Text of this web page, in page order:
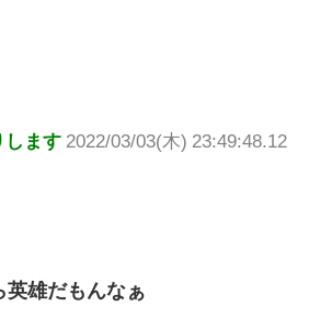
します 2022/03/03(木) 23:49:48.12
英雄だもんなぁ